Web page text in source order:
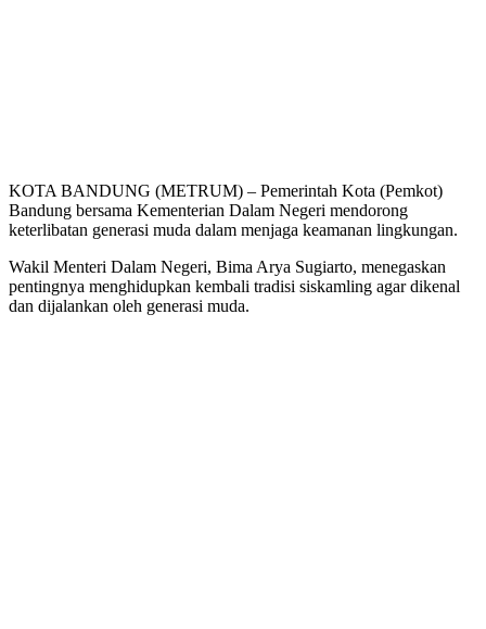
KOTA BANDUNG (METRUM) – Pemerintah Kota (Pemkot)
Bandung bersama Kementerian Dalam Negeri mendorong
keterlibatan generasi muda dalam menjaga keamanan lingkungan.
Wakil Menteri Dalam Negeri, Bima Arya Sugiarto, menegaskan
pentingnya menghidupkan kembali tradisi siskamling agar dikenal
dan dijalankan oleh generasi muda.